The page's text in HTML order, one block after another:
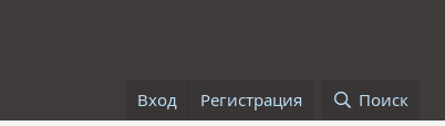
Вход Регистрация Поиск